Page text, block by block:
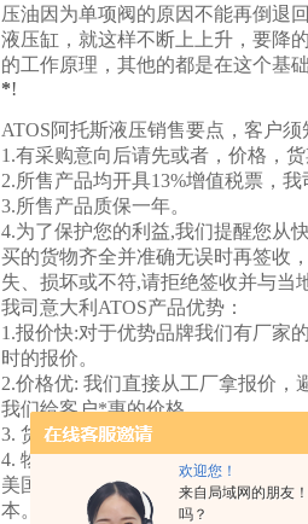
欢迎您！
来自局域网的朋友
吗？
压油因为单项阀的原因不能再倒退
液压缸，就这样不断上上升，要降
的工作原理，其他的都是在这个基
*!
ATOS阿托斯液压销售要点，客户须
1.有采购意向后请先或者，价格，
2.所售产品均开具13%增值税票，
3.所售产品质保一年。
4.为了保护您的利益,我们提醒您从
买的货物齐全并准确无误时再签收
失、损坏或不符,请拒绝签收并与当
我司意大利ATOS产品优势：
1.报价快:对于优势品牌我们有厂家
时的报价。
2.价格优: 我们直接从工厂拿报价
我们给客户*惠的价格。
3. 货期准: 接到订单后我们会及时
4. 物流成本低:在贸易中物流成本往
美国白宫附近，仓库统一验货包装
本。